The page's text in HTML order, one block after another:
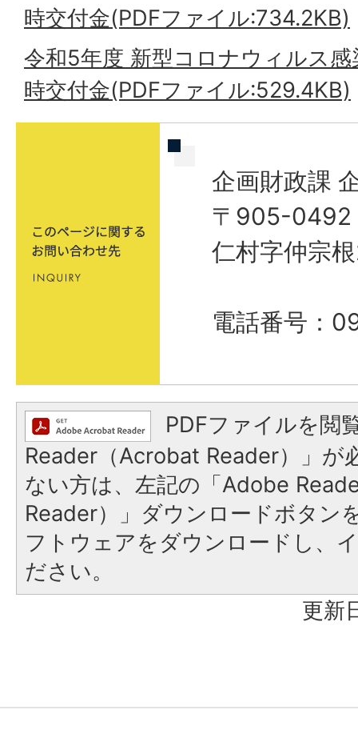
時交付金(PDFファイル:734.2KB)
令和5年度 新型コロナウィルス
時交付金(PDFファイル:529.4KB)
企画財政課
〒905-0492
仁村字仲宗
電話番号：
PDFファイルを閲
Reader（Acrobat Reader）」が
ない方は、左記の「Adobe
Reader）」ダウンロードボタン
フトウェアをダウンロードし、
ださい。
更新